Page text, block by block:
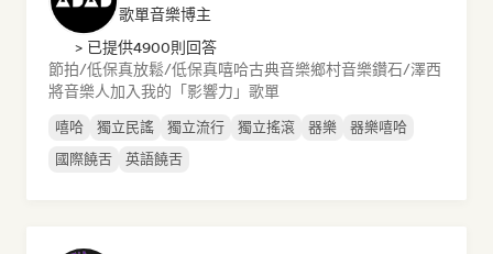
歌單音樂博主
> 已提供4900則回答
節拍/低保真放鬆/低保真嘻哈古典音樂鄉村音樂鑽石/澤西
將音樂人加入我的「影響力」歌單
嘻哈 獨立民謠 獨立流行 獨立搖滾 器樂
器樂嘻哈
國際饒舌
英語饒舌